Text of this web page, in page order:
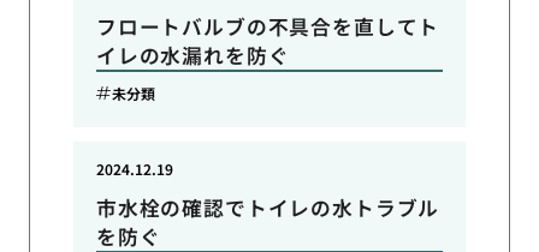
フロートバルブの不具合を直してト
イレの水漏れを防ぐ
未分類
市水栓の確認でトイレの水トラブル
を防ぐ
2024.12.19